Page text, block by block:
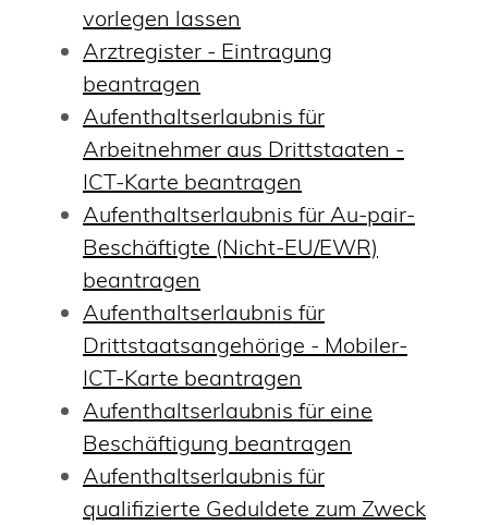
vorlegen lassen
Arztregister - Eintragung
beantragen
Aufenthaltserlaubnis für
Arbeitnehmer aus Drittstaaten -
ICT-Karte beantragen
Aufenthaltserlaubnis für Au-pair-
Beschäftigte (Nicht-EU/EWR)
beantragen
Aufenthaltserlaubnis für
Drittstaatsangehörige - Mobiler-
ICT-Karte beantragen
Aufenthaltserlaubnis für eine
Beschäftigung beantragen
Aufenthaltserlaubnis für
qualifizierte Geduldete zum Zweck